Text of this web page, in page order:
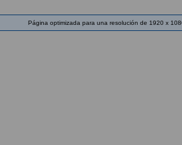
Página optimizada para una resolución de 1920 x